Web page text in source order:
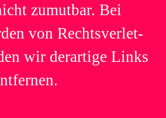
zumut­bar. Bei
von Rechts­ver­let­
wir der­ar­tige Links